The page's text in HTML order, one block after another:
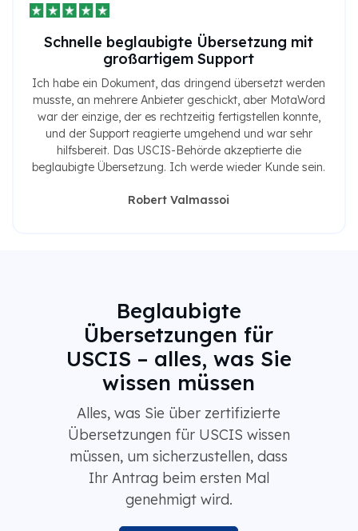
Schnelle beglaubigte Übersetzung mit
großartigem Support
Ich habe ein Dokument, das dringend übersetzt werden
musste, an mehrere Anbieter geschickt, aber MotaWord
war der einzige, der es rechtzeitig fertigstellen konnte,
und der Support reagierte umgehend und war sehr
hilfsbereit. Das USCIS-Behörde akzeptierte die
beglaubigte Übersetzung. Ich werde wieder Kunde sein.
Robert Valmassoi
Beglaubigte
Übersetzungen für
USCIS – alles, was Sie
wissen müssen
Alles, was Sie über zertifizierte
Übersetzungen für USCIS wissen
müssen, um sicherzustellen, dass
Ihr Antrag beim ersten Mal
genehmigt wird.